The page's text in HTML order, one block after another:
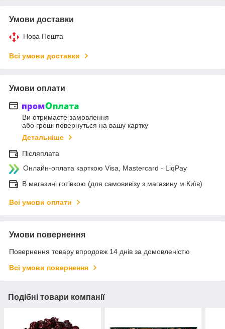
Умови доставки
Нова Пошта
Всі умови доставки
Умови оплати
Ви отримаєте замовлення
або гроші повернуться на вашу картку
Детальніше
Післяплата
Онлайн-оплата карткою Visa, Mastercard - LiqPay
В магазині готівкою (для самовивізу з магазину м.Київ)
Всі умови оплати
Умови повернення
Повернення товару впродовж 14 днів за домовленістю
Всі умови повернення
Подібні товари компанії